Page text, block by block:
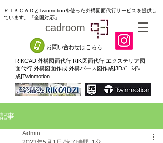
ＲＩＫＣＡＤとTwinmotionを使った外構図面代行サービスを提供し
ています。「全国対応」
cadroom 93
お問い合わせはこちら
RIKCAD|外構図面代行|RIK図面代行|エクステリア図
面代行|外構図面作成|外構パース図作成|3Dﾊﾟｰｽ作
成|Twinmotion
記事
Admin